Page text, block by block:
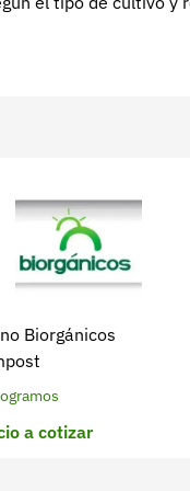
Biorgánicos
a cotizar